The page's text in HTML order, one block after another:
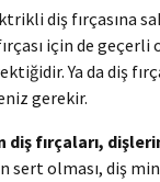
diş fırçasına
için de geçerli
Ya da diş
gerekir.
diş fırçaları,
sert olması, diş